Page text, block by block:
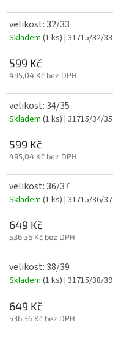
velikost: 32/33
Skladem (1 ks) | 31715/32/33
599 Kč
495,04 Kč bez DPH
velikost: 34/35
Skladem (1 ks) | 31715/34/35
599 Kč
495,04 Kč bez DPH
velikost: 36/37
Skladem (1 ks) | 31715/36/37
649 Kč
536,36 Kč bez DPH
velikost: 38/39
Skladem (1 ks) | 31715/38/39
649 Kč
536,36 Kč bez DPH